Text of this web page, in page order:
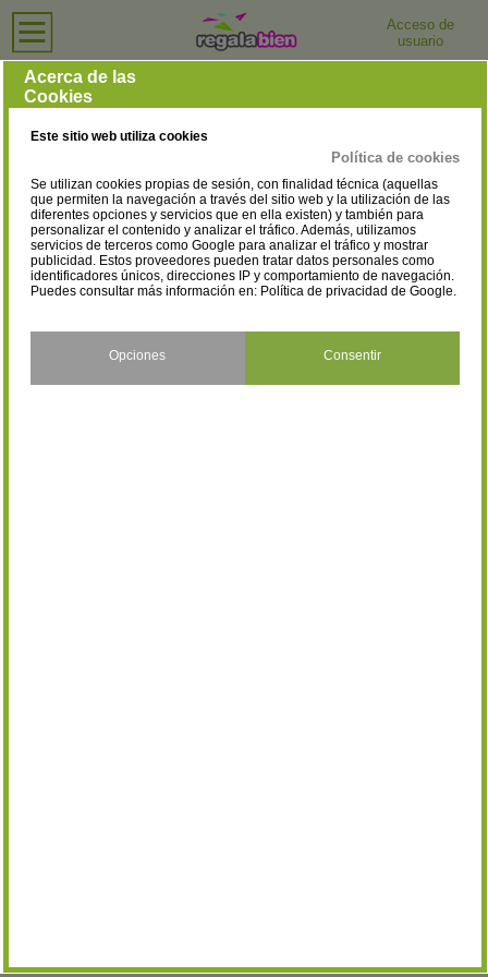
Acceso de
usuario
Relojerías en Málaga
Selecciona la localidad
Inicio › Relojerías
Alameda Alhaurín el Grande
Benalmádena(3)
Fuengirola(5) Málaga(41)
Marbella(10) Nerja(2)
Pizarra(1) Ronda(4)
Vélez-Málaga(6) Villanueva del Trabuco
Acerca de las
Cookies
Este sitio web utiliza cookies
Política de cookies
Se utilizan cookies propias de sesión, con finalidad técnica (aquellas
que permiten la navegación a través del sitio web y la utilización de las
diferentes opciones y servicios que en ella existen) y también para
personalizar el contenido y analizar el tráfico. Además, utilizamos
servicios de terceros como Google para analizar el tráfico y mostrar
publicidad. Estos proveedores pueden tratar datos personales como
identificadores únicos, direcciones IP y comportamiento de navegación.
Puedes consultar más información en: Política de privacidad de Google.
Opciones Consentir